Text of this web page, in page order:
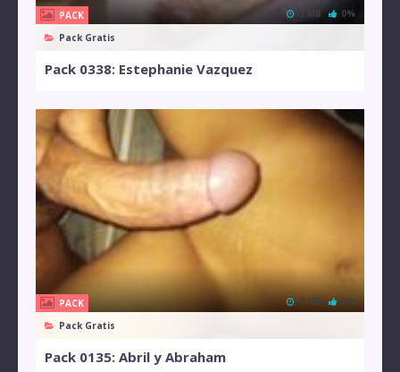
PACK
Pack Gratis
2 MB 0%
Pack 0338: Estephanie Vazquez
PACK
Pack Gratis
7 MB 0%
Pack 0135: Abril y Abraham